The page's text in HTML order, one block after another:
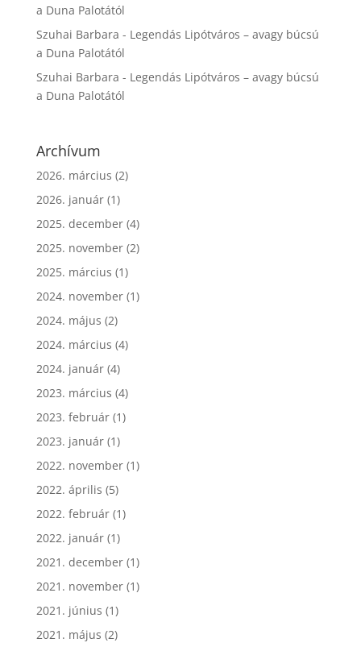
a Duna Palotától
Szuhai Barbara - Legendás Lipótváros – avagy búcsú
a Duna Palotától
Szuhai Barbara - Legendás Lipótváros – avagy búcsú
a Duna Palotától
Archívum
2026. március (2)
2026. január(1)
2025. december(4)
2025. november(2)
2025. március (1)
2024. november(1)
2024. május (2)
2024. március (4)
2024. január(4)
2023. március (4)
2023. február(1)
2023. január(1)
2022. november(1)
2022. április (5)
2022. február(1)
2022. január(1)
2021. december(1)
2021. november(1)
2021. június (1)
2021. május (2)